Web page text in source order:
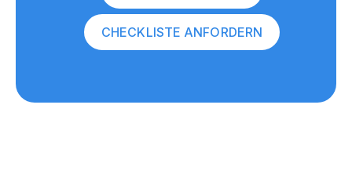
CHECKLISTE ANFORDERN